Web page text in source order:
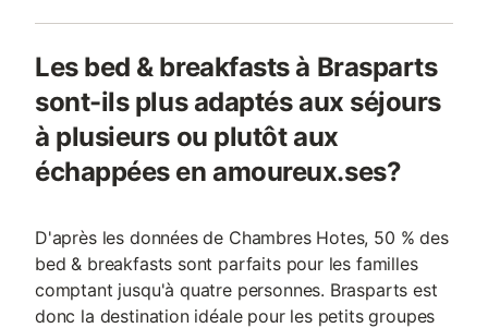
Les bed & breakfasts à Brasparts
sont-ils plus adaptés aux séjours
à plusieurs ou plutôt aux
échappées en amoureux.ses?
D'après les données de Chambres Hotes, 50 % des
bed & breakfasts sont parfaits pour les familles
comptant jusqu'à quatre personnes. Brasparts est
donc la destination idéale pour les petits groupes